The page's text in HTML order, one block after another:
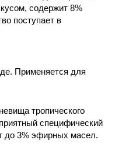
содержит 8%
поступает в
Применяется для
тропического
специфический
до 3% эфирных масел.